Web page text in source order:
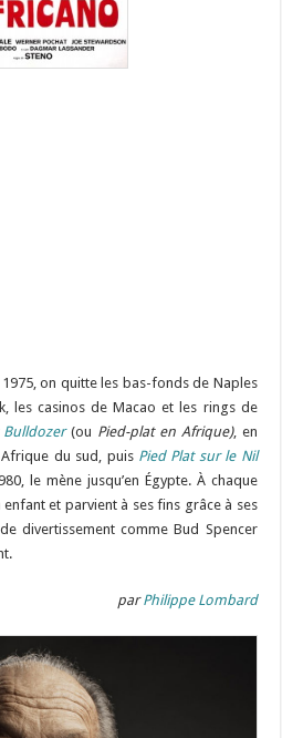
1975, on quitte les bas-fonds de Naples
les casinos de Macao et les rings de
(ou Pied-plat en Afrique), en
Afrique du sud, puis Pied Plat sur le Nil
le mène jusqu’en Égypte. À chaque
et parvient à ses fins grâce à ses
divertissement comme Bud Spencer
parPhilippe Lombard